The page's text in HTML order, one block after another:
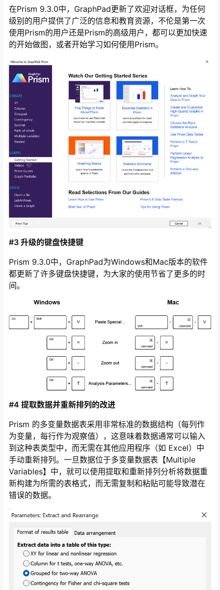
类和连续预测变量）纳入模型。使用收集到的所有个体
（在所有不同的可能群体中）的所有信息，Cox回归能够
对任何个体或群体的预测变量值的任何组合产生生存估
计。在Prism中，为每个不同的群体创建估算的生存曲线图
是很容易的。只要选择你最感兴趣的值，Prism就会自动创
建一个相应的估计生存曲线图。Prism Labs的这个最新版
本是Prism中可用的最先进的统计分析之一，所以在深入研
究之前，一定要查看我们的Cox回归统计指南页面。
#2 全新的欢迎界面
在Prism 9.3.0中，GraphPad更新了欢迎对话框，为任何
级别的用户提供了广泛的信息和教育资源，不伦是第一次
使用Prism的用户还是Prism的高级用户，都可以更加快速
的开始做图，或者开始学习如何使用Prism。
#3 升级的键盘快捷键
Prism 9.3.0中，GraphPad为Windows和Mac版本的软件
都更新了许多键盘快捷键，为大家的使用节省了更多的时
间。
#4 提取数据并重新排列的改进
Prism 的多变量数据表采用非常标准的数据结构（每列作
为变量，每行作为观察值），这意味着数据通常可以输入
到这种表类型中，而无需在其他应用程序（如 Excel）中
手动重新排列。一旦数据位于多变量数据表【Multiple